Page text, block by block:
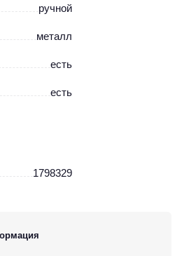
ручной
металл
есть
есть
1798329